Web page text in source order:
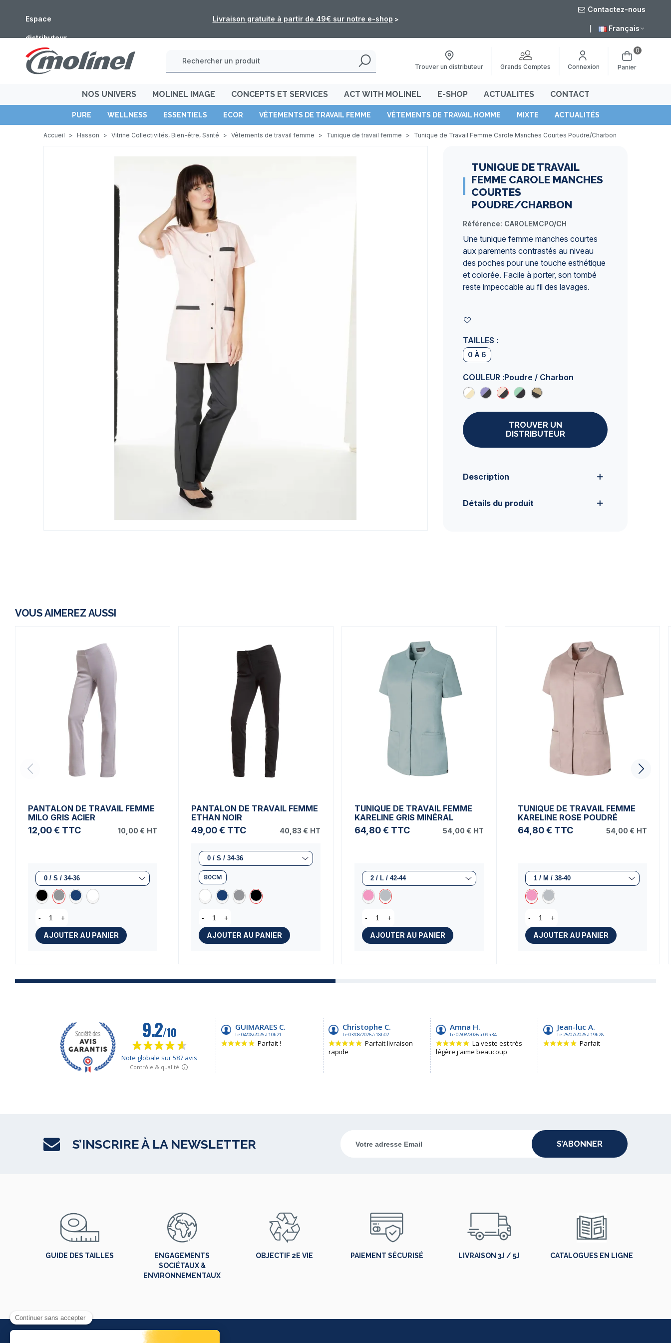
Espace
distributeur
de l'e-shop ne seront pas traitées du 5 au 16 août Livraison gratuite à partir de 49€ sur notre e-shop
Contactez-nous
Français
Trouver un distributeur Grands Comptes Connexion Panier
0
NOS UNIVERS MOLINEL IMAGE CONCEPTS ET SERVICES ACT WITH MOLINEL E-SHOP ACTUALITES CONTACT
PURE WELLNESS ESSENTIELS ECOR VÊTEMENTS DE TRAVAIL FEMME VÊTEMENTS DE TRAVAIL HOMME MIXTE ACTUALITÉS
Accueil > Hasson > Vitrine Collectivités, Bien-être, Santé > Vêtements de travail femme > Tunique de travail femme > Tunique de Travail Femme Carole Manches Courtes Poudre/Charbon
TUNIQUE DE TRAVAIL
FEMME CAROLE MANCHES
COURTES
POUDRE/CHARBON
Référence: CAROLEMCPO/CH
Une tunique femme manches courtes
aux parements contrastés au niveau
des poches pour une touche esthétique
et colorée. Facile à porter, son tombé
reste impeccable au fil des lavages.
TAILLES :
0 À 6
COULEUR :Poudre / Charbon
TROUVER UN
DISTRIBUTEUR
Description
Détails du produit
VOUS AIMEREZ AUSSI
PANTALON DE TRAVAIL FEMME
MILO GRIS ACIER
12,00 € TTC 10,00 € HT
- +
AJOUTER AU PANIER
PANTALON DE TRAVAIL FEMME
ETHAN NOIR
49,00 € TTC 40,83 € HT
80CM
- +
AJOUTER AU PANIER
TUNIQUE DE TRAVAIL FEMME
KARELINE GRIS MINÉRAL
64,80 € TTC 54,00 € HT
- +
AJOUTER AU PANIER
TUNIQUE DE TRAVAIL FEMME
KARELINE ROSE POUDRÉ
64,80 € TTC 54,00 € HT
- +
AJOUTER AU PANIER
S’INSCRIRE À LA NEWSLETTER S’ABONNER
GUIDE DES TAILLES
ENGAGEMENTS
SOCIÉTAUX &
ENVIRONNEMENTAUX
OBJECTIF 2E VIE PAIEMENT SÉCURISÉ LIVRAISON 3J / 5J CATALOGUES EN LIGNE